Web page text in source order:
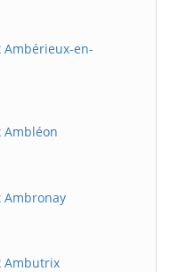
Ambérieux-en-
Ambléon
Ambronay
Ambutrix